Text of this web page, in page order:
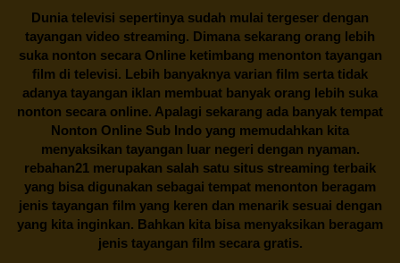
Dunia televisi sepertinya sudah mulai tergeser dengan
tayangan video streaming. Dimana sekarang orang lebih
suka nonton secara Online ketimbang menonton tayangan
film di televisi. Lebih banyaknya varian film serta tidak
adanya tayangan iklan membuat banyak orang lebih suka
nonton secara online. Apalagi sekarang ada banyak tempat
Nonton Online Sub Indo yang memudahkan kita
menyaksikan tayangan luar negeri dengan nyaman.
rebahan21 merupakan salah satu situs streaming terbaik
yang bisa digunakan sebagai tempat menonton beragam
jenis tayangan film yang keren dan menarik sesuai dengan
yang kita inginkan. Bahkan kita bisa menyaksikan beragam
jenis tayangan film secara gratis.